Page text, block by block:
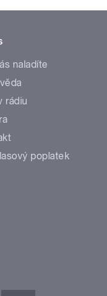
naladíte
rádiu
poplatek